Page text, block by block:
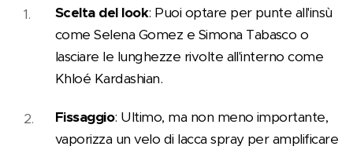
Scelta del look: Puoi optare per punte all'insù
come Selena Gomez e Simona Tabasco o
lasciare le lunghezze rivolte all'interno come
Khloé Kardashian.
Fissaggio: Ultimo, ma non meno importante,
vaporizza un velo di lacca spray per amplificare